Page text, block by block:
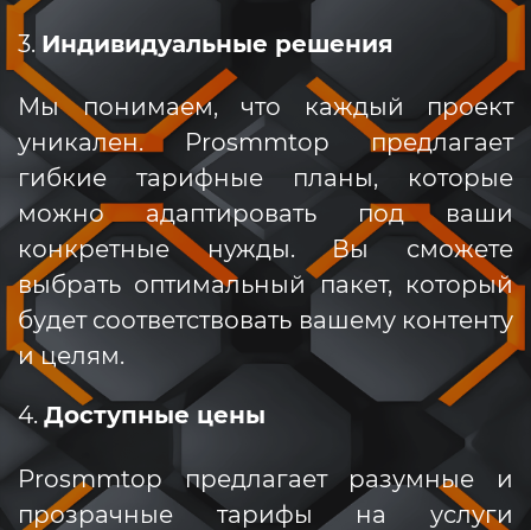
3. Индивидуальные решения
Мы понимаем, что каждый проект
уникален. Prosmmtop предлагает
гибкие тарифные планы, которые
можно адаптировать под ваши
конкретные нужды. Вы сможете
выбрать оптимальный пакет, который
будет соответствовать вашему контенту
и целям.
4. Доступные цены
Prosmmtop предлагает разумные и
прозрачные тарифы на услуги